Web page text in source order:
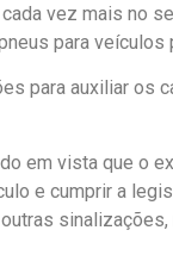
vez mais no
para veículos
para auxiliar os
em vista que o
e cumprir a
sinalizações,